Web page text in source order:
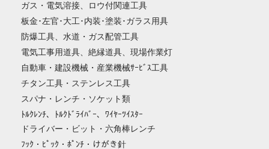
ガス・電気溶接、ロウ付関連工具
板金･左官･大工･内装･塗装･ガラス用具
防爆工具、水道・ガス配管工具
電気工事用道具、絶縁道具、現場作業灯
自動車・建設機械・産業機械ｻｰﾋﾞｽ工具
チタン工具・ステンレス工具
スパナ・レンチ・ソケット類
ﾄﾙｸﾚﾝﾁ、ﾄﾙｸﾄﾞﾗｲﾊﾞｰ、ﾜｲﾔｰﾂｲｽﾀｰ
ドライバー・ビット・六角棒レンチ
ﾌｯｸ・ﾋﾟｯｸ・ﾎﾟﾝﾁ・けがき針